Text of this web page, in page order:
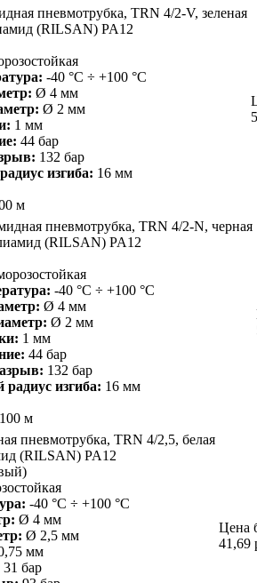
пневмотрубка, TRN 4/2-V, зеленая
(RILSAN) PA12
-40 °С ÷ +100 °С
Ø 4 мм
Ø 2 мм
1 мм
44 бар
132 бар
изгиба: 16 мм
м
пневмотрубка, TRN 4/2-N, черная
(RILSAN) PA12
-40 °С ÷ +100 °С
Ø 4 мм
Ø 2 мм
1 мм
44 бар
132 бар
изгиба: 16 мм
100 м
пневмотрубка, TRN 4/2,5, белая
(RILSAN) PA12
-40 °С ÷ +100 °С
Ø 4 мм
Ø 2,5 мм
мм
31 бар
Цена
41,69